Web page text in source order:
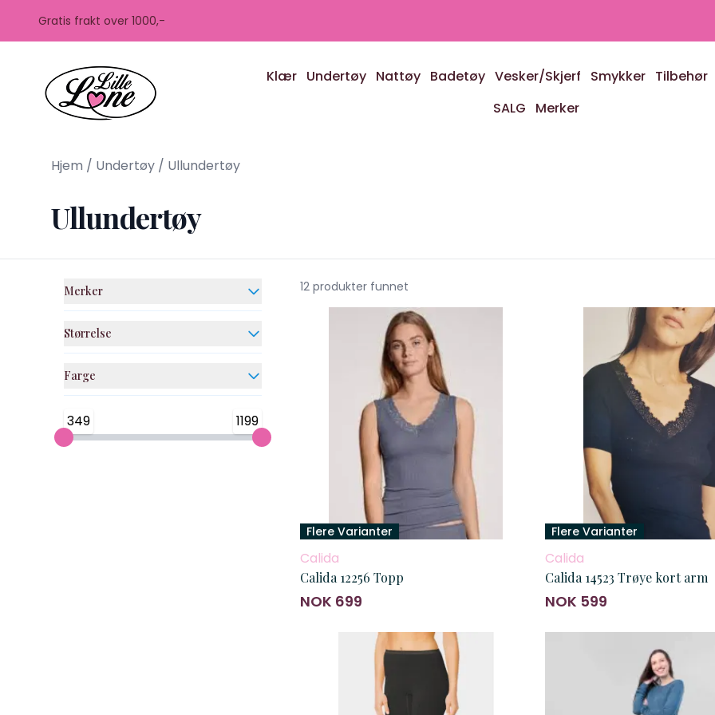
Gratis frakt over 1000,-
Klær Undertøy Nattøy Badetøy Vesker/Skjerf Smykker Tilbehør
SALG
Merker
Hjem / Undertøy / Ullundertøy
Ullundertøy
Merker
Størrelse
Farge
349 1199
12 produkter funnet
Flere Varianter
Calida
Calida 12256 Topp
NOK 699
Flere Varianter
Calida
Calida 14523 Trøye kort arm
NOK 599